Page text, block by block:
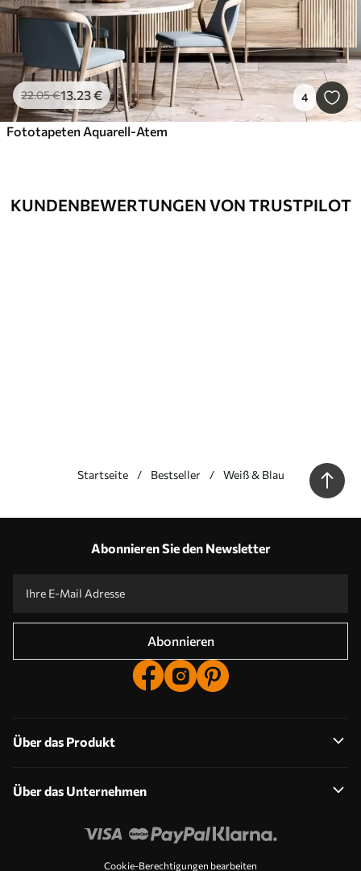
22.05€13.23€ 4
Fototapeten Aquarell-Atem
KUNDENBEWERTUNGEN VON TRUSTPILOT
Startseite Bestseller Weiß & Blau
Produktion nach individuellen Größen
Promo-Codes mit Rabatten zu bestellen!
Abonnieren Sie den Newsletter
Abonnieren
Über das Produkt
Über das Unternehmen
Cookie-Berechtigungen bearbeiten